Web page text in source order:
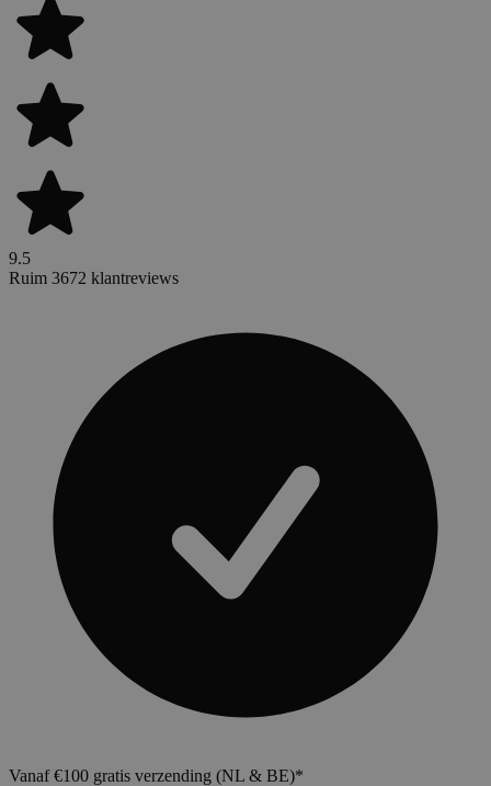
9.5
Ruim 3672 klantreviews
Vanaf €100 gratis verzending (NL & BE)*